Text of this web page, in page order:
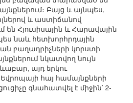
Բայց և այնպես,
և աստիճանով
են Հյուսիսային և Հարավային
նաև հետխորհրդային
բաղադրիչների կորստի
նկատվող նույն
այդ երկու
Եվրոպայի հայ համայնքների
գնահատվել է միջին՝ 2-